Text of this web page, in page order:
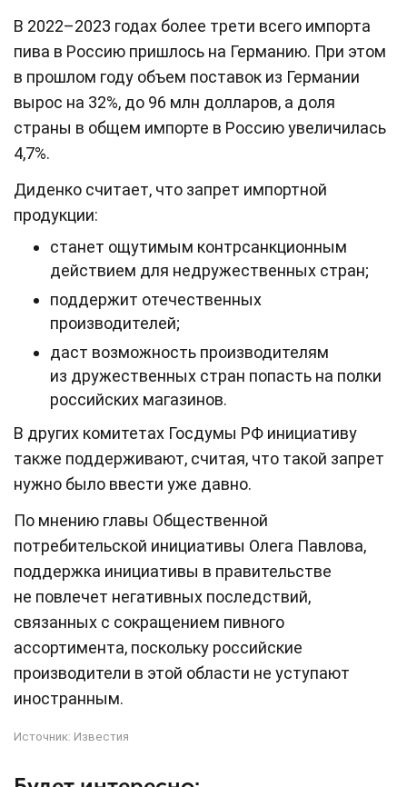
В 2022–2023 годах более трети всего импорта
пива в Россию пришлось на Германию. При этом
в прошлом году объем поставок из Германии
вырос на 32%, до 96 млн долларов, а доля
страны в общем импорте в Россию увеличилась
4,7%.
Диденко считает, что запрет импортной
продукции:
станет ощутимым контрсанкционным
действием для недружественных стран;
поддержит отечественных
производителей;
даст возможность производителям
из дружественных стран попасть на полки
российских магазинов.
В других комитетах Госдумы РФ инициативу
также поддерживают, считая, что такой запрет
нужно было ввести уже давно.
По мнению главы Общественной
потребительской инициативы Олега Павлова,
поддержка инициативы в правительстве
не повлечет негативных последствий,
связанных с сокращением пивного
ассортимента, поскольку российские
производители в этой области не уступают
иностранным.
Источник: Известия